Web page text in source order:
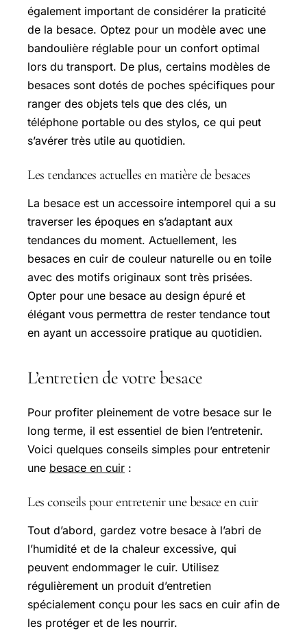
également important de considérer la praticité
de la besace. Optez pour un modèle avec une
bandoulière réglable pour un confort optimal
lors du transport. De plus, certains modèles de
besaces sont dotés de poches spécifiques pour
ranger des objets tels que des clés, un
téléphone portable ou des stylos, ce qui peut
s’avérer très utile au quotidien.
Les tendances actuelles en matière de besaces
La besace est un accessoire intemporel qui a su
traverser les époques en s’adaptant aux
tendances du moment. Actuellement, les
besaces en cuir de couleur naturelle ou en toile
avec des motifs originaux sont très prisées.
Opter pour une besace au design épuré et
élégant vous permettra de rester tendance tout
en ayant un accessoire pratique au quotidien.
L’entretien de votre besace
Pour profiter pleinement de votre besace sur le
long terme, il est essentiel de bien l’entretenir.
Voici quelques conseils simples pour entretenir
une besace en cuir :
Les conseils pour entretenir une besace en cuir
Tout d’abord, gardez votre besace à l’abri de
l’humidité et de la chaleur excessive, qui
peuvent endommager le cuir. Utilisez
régulièrement un produit d’entretien
spécialement conçu pour les sacs en cuir afin de
les protéger et de les nourrir.